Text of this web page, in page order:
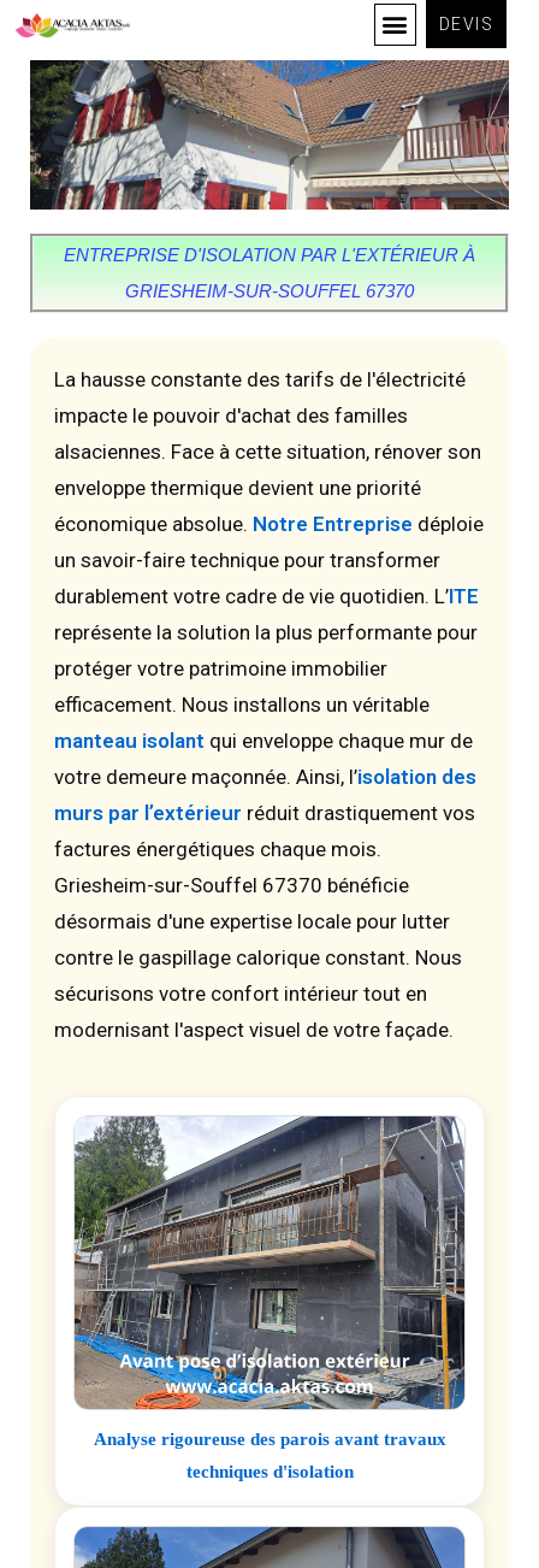
DEVIS
ENTREPRISE D'ISOLATION PAR L'EXTÉRIEUR À
GRIESHEIM-SUR-SOUFFEL 67370
La hausse constante des tarifs de l'électricité
impacte le pouvoir d'achat des familles
alsaciennes. Face à cette situation, rénover son
enveloppe thermique devient une priorité
économique absolue. Notre Entreprise déploie
un savoir-faire technique pour transformer
durablement votre cadre de vie quotidien. L’ITE
représente la solution la plus performante pour
protéger votre patrimoine immobilier
efficacement. Nous installons un véritable
manteau isolant qui enveloppe chaque mur de
votre demeure maçonnée. Ainsi, l’isolation des
murs par l’extérieur réduit drastiquement vos
factures énergétiques chaque mois.
Griesheim-sur-Souffel 67370 bénéficie
désormais d'une expertise locale pour lutter
contre le gaspillage calorique constant. Nous
sécurisons votre confort intérieur tout en
modernisant l'aspect visuel de votre façade.
Analyse rigoureuse des parois avant travaux
techniques d'isolation